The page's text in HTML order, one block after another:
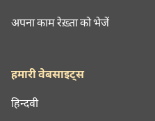
अपना काम रेख़्ता को भेजें
हमारी वेबसाइट्स
हिन्दवी